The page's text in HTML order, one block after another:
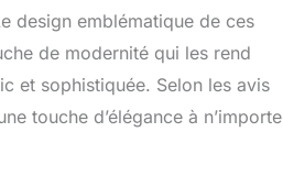
design emblématique de ces
de modernité qui les rend
et sophistiquée. Selon les avis
touche d’élégance à n’importe